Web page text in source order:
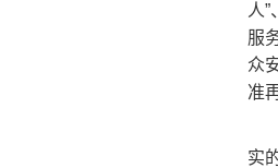
人
服
众
准
实